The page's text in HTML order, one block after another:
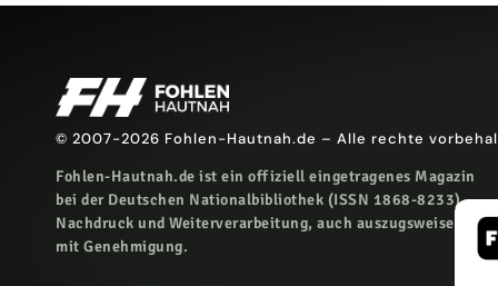
© 2007-2026 Fohlen-Hautnah.de – Alle rechte
Fohlen-Hautnah.de ist ein offiziell eingetragenes Magazin
bei der Deutschen Nationalbibliothek (ISSN 1868-8233).
Nachdruck und Weiterverarbeitung, auch auszugsweise, nur
mit Genehmigung.